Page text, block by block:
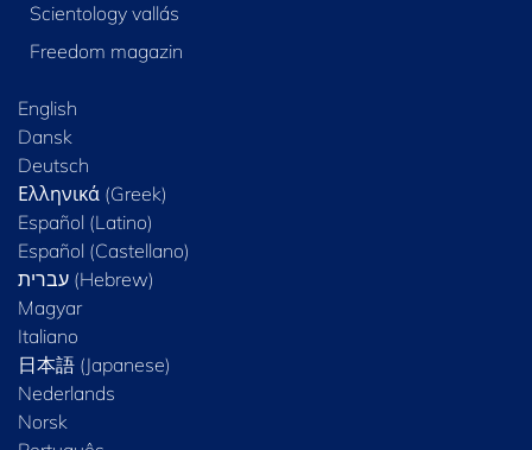
Scientology vallás
Freedom magazin
English
Dansk
Deutsch
Ελληνικά (Greek)
Español (Latino)
Español (Castellano)
Magyar
Italiano
日本語 (Japanese)
Nederlands
Norsk